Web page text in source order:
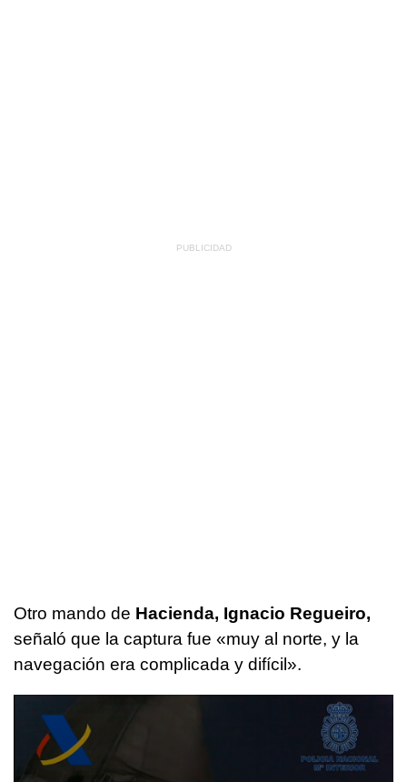
Otro mando de Hacienda, Ignacio Regueiro,
señaló que la captura fue «muy al norte, y la
navegación era complicada y difícil».
seconds
minutes,